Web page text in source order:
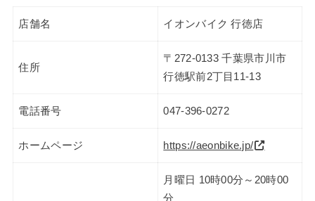
店舗名 イオンバイク 行徳店
住所
〒272-0133 千葉県市川市
行徳駅前2丁目11-13
電話番号 047-396-0272
ホームページ https://aeonbike.jp/
月曜日 10時00分～20時00
分